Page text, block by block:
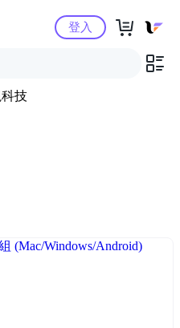
Yahoo購物中心
登入
科技